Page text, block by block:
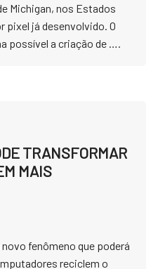
Michigan, nos Estados
pixel já desenvolvido. O
possível a criação de ….
TRANSFORMAR
MAIS
fenômeno que poderá
reciclem o